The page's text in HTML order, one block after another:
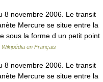
8 novembre 2006. Le transit
Mercure se situe entre la
sous la forme d un petit point
Wikipédia en Français
8 novembre 2006. Le transit
Mercure se situe entre la